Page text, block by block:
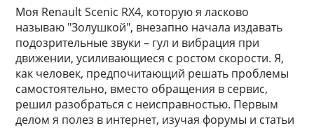
Моя Renault Scenic RX4, которую я ласково
называю "Золушкой", внезапно начала издавать
подозрительные звуки – гул и вибрация при
движении, усиливающиеся с ростом скорости. Я,
как человек, предпочитающий решать проблемы
самостоятельно, вместо обращения в сервис,
решил разобраться с неисправностью. Первым
делом я полез в интернет, изучая форумы и статьи